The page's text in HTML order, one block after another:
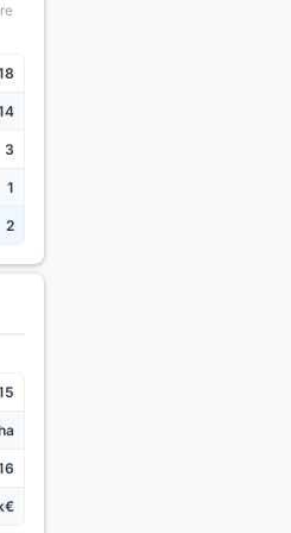
3
1
2